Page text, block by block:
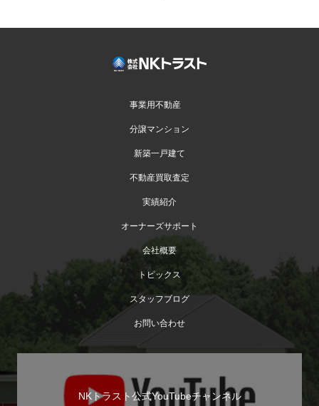
事業用不動産
分譲マンション
新築一戸建て
不動産買取査定
実績紹介
オーナーズサポート
会社概要
トピックス
スタッフブログ
お問い合わせ
NKトラスト公式YouTubeチャンネル